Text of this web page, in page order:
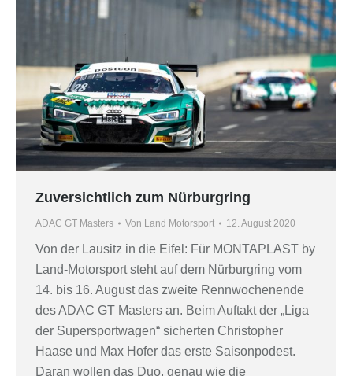
Zuversichtlich zum Nürburgring
ADAC GT Masters Von Land Motorsport 12. August 2020
Von der Lausitz in die Eifel: Für MONTAPLAST by
Land-Motorsport steht auf dem Nürburgring vom
14. bis 16. August das zweite Rennwochenende
des ADAC GT Masters an. Beim Auftakt der „Liga
der Supersportwagen“ sicherten Christopher
Haase und Max Hofer das erste Saisonpodest.
Daran wollen das Duo, genau wie die